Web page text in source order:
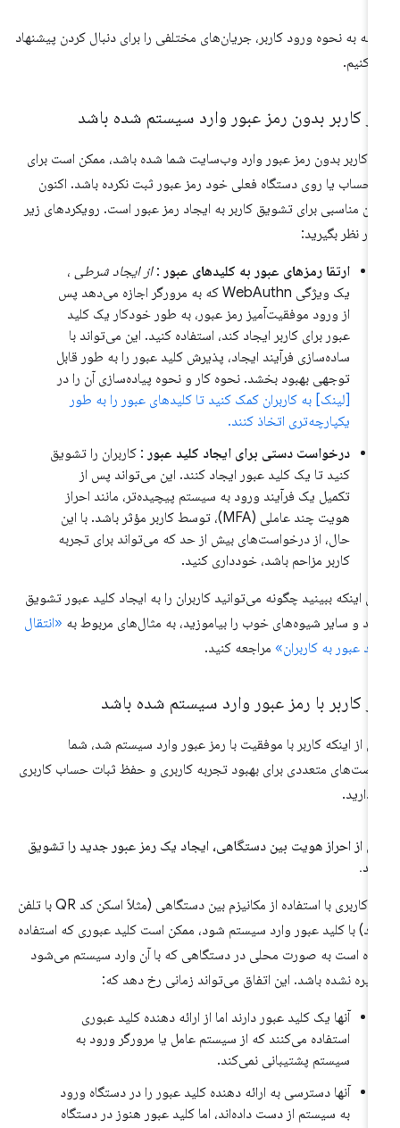
به نحوه ورود کاربر، جریان‌های مختلفی را برای دنبال کردن پیشنهاد
کاربر بدون رمز عبور وارد سیستم شده باشد
کاربر بدون رمز عبور وارد وب‌سایت شما شده باشد، ممکن است برای
حساب یا روی دستگاه فعلی خود رمز عبور ثبت نکرده باشد. اکنون
مناسبی برای تشویق کاربر به ایجاد رمز عبور است. رویکردهای زیر
در نظر بگیرید:
ارتقا رمزهای عبور به کلیدهای عبور:از ایجاد شرطی ،
یک ویژگی WebAuthn که به مرورگر اجازه می‌دهد پس
از ورود موفقیت‌آمیز رمز عبور، به طور خودکار یک کلید
عبور برای کاربر ایجاد کند، استفاده کنید. این می‌تواند با
ساده‌سازی فرآیند ایجاد، پذیرش کلید عبور را به طور قابل
توجهی بهبود بخشد. نحوه کار و نحوه پیاده‌سازی آن را در
[لینک] به کاربران کمک کنید تا کلیدهای عبور را به طور
یکپارچه‌تری اتخاذ کنند.
درخواست دستی برای ایجاد کلید عبور: کاربران را تشویق
کنید تا یک کلید عبور ایجاد کنند. این می‌تواند پس از
تکمیل یک فرآیند ورود به سیستم پیچیده‌تر، مانند احراز
هویت چند عاملی (MFA)، توسط کاربر مؤثر باشد. با این
حال، از درخواست‌های بیش از حد که می‌تواند برای تجربه
کاربر مزاحم باشد، خودداری کنید.
اینکه ببینید چگونه می‌توانید کاربران را به ایجاد کلید عبور تشویق
و سایر شیوه‌های خوب را بیاموزید، به مثال‌های مربوط به«انتقال
عبور به کاربران» مراجعه کنید.
کاربر با رمز عبور وارد سیستم شده باشد
از اینکه کاربر با موفقیت با رمز عبور وارد سیستم شد، شما
متعددی برای بهبود تجربه کاربری و حفظ ثبات حساب کاربری
دارید.
از احراز هویت بین دستگاهی، ایجاد یک رمز عبور جدید را تشویق
اگر کاربری با استفاده از مکانیزم بین دستگاهی (مثلاً اسکن کد QR با تلفن
با کلید عبور وارد سیستم شود، ممکن است کلید عبوری که استفاده
است به صورت محلی در دستگاهی که با آن وارد سیستم می‌شود
نشده باشد. این اتفاق می‌تواند زمانی رخ دهد که:
آنها یک کلید عبور دارند اما از ارائه دهنده کلید عبوری
استفاده می‌کنند که از سیستم عامل یا مرورگر ورود به
سیستم پشتیبانی نمی‌کند.
آنها دسترسی به ارائه دهنده کلید عبور را در دستگاه ورود
به سیستم از دست داده‌اند، اما کلید عبور هنوز در دستگاه